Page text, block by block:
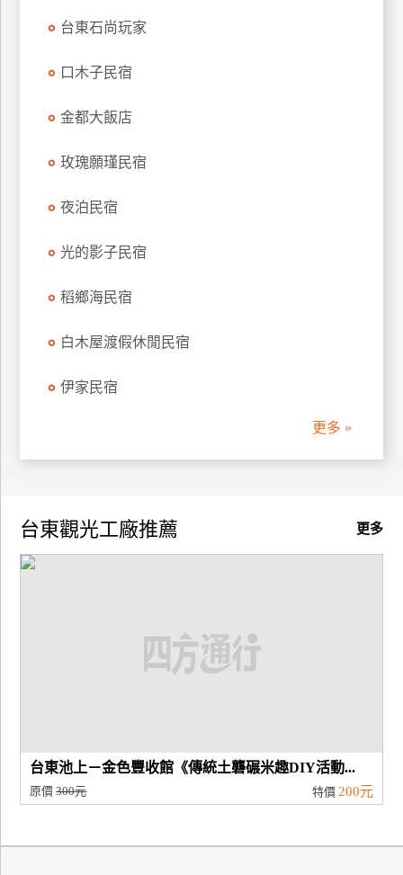
台東石尚玩家
口木子民宿
金都大飯店
玫瑰願瑾民宿
夜泊民宿
光的影子民宿
稻鄉海民宿
白木屋渡假休閒民宿
伊家民宿
更多 »
更多
台東觀光工廠推薦
台東池上－金色豐收館《傳統土礱碾米趣DIY活動...
原價300元 特價 200元